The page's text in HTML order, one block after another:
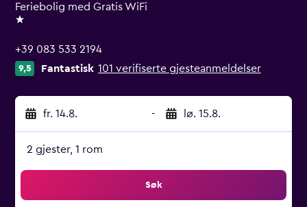
Feriebolig med Gratis WiFi
1 stjerne
+39 083 533 2194
9,5 Fantastisk 101 verifiserte gjesteanmeldelser
fr. 14.8. - lø. 15.8.
2 gjester, 1 rom
Søk